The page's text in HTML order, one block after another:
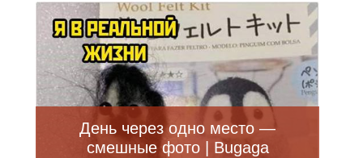
День через одно место —
смешные фото | Bugaga